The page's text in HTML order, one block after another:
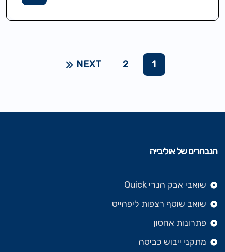
1
2
NEXT
הנבחרים של אוליבייה
שואבי אבק הנרי Quick
שואב שוטף רצפות ליפהייט
פתרונות אחסון
מתקני ייבוש כביסה